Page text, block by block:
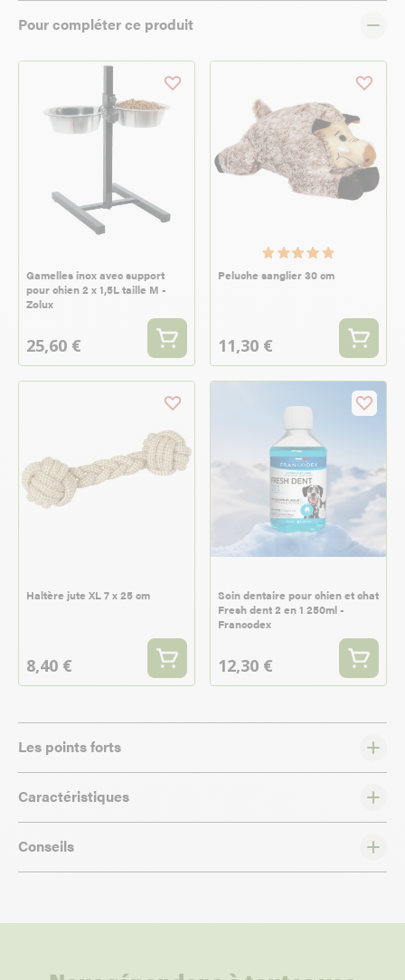
Pour compléter ce produit
Gamelles inox avec support
pour chien 2 x 1,5L taille M -
Zolux
25,60 €
Peluche sanglier 30 cm
11,30 €
Haltère jute XL 7 x 25 cm
8,40 €
Soin dentaire pour chien et chat
Fresh dent 2 en 1 250ml -
Francodex
12,30 €
Les points forts
Caractéristiques
Conseils